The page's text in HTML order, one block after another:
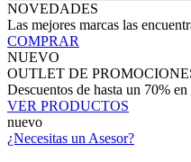
NOVEDADES
Las mejores marcas las
COMPRAR
NUEVO
OUTLET DE
Descuentos de hasta un 70%
VER PRODUCTOS
nuevo
¿Necesitas un Asesor?